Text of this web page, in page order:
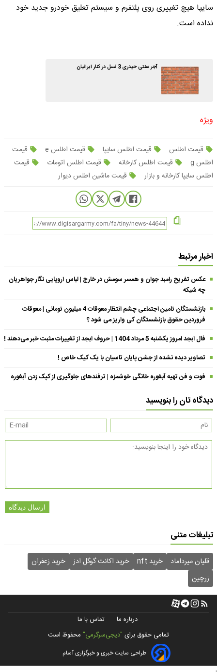
سایپا هیچ تغییری روی پلتفرم و سیستم تعلیق خودرو جدید خود
نداده است.
آجر سنتی حیدری 3 نسل در کنار ایرانیان
ویژه
قیمت اطلس قیمت اطلس سایپا قیمت اطلس e
قیمت
اطلس g
قیمت اطلس کارخانه قیمت اطلس اتومات
قیمت
اطلس سایپا کارخانه و بازار
قیمت ماشین اطلس دیوار
اخبار مرتبط
عکس تفریح رامبد جوان و همسر سومش در خارج | لباس اروپایی نگار جواهریان
چه شیکه
بازنشستگان تامین اجتماعی چشم انتظار معوقات 4 میلیون تومانی | معوقات
فروردین حقوق بازنشستگان کی واریز می شود ؟
فال ابجد امروز یکشنبه 5 مرداد 1404 | حروف ابجد از تغییرات مثبت خبر می‌دهند !
تصاویر دیده نشده از جشن پایان تاسیان با یک کیک خاص !
فوت و فن تهیه آبغوره خانگی خوشمزه | ترفندهای جلوگیری از کپک زدن آبغوره
دیدگاه تان را بنویسید
ارسال دیدگاه
تبلیغات متنی
قلیان میرداماد خرید nft خرید اکانت گوگل ادز
خرید زعفران
زرچین
درباره ما
تماس با ما
تمامی حقوق برای "دیجی‌سرگرمی" محفوظ است
طراحی سایت خبری و خبرگزاری آسام